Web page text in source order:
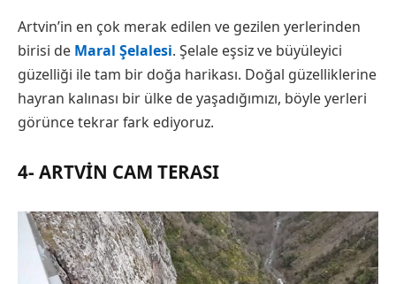
Artvin’in en çok merak edilen ve gezilen yerlerinden
birisi de Maral Şelalesi. Şelale eşsiz ve büyüleyici
güzelliği ile tam bir doğa harikası. Doğal güzelliklerine
hayran kalınası bir ülke de yaşadığımızı, böyle yerleri
görünce tekrar fark ediyoruz.
4- ARTVIN CAM TERASI